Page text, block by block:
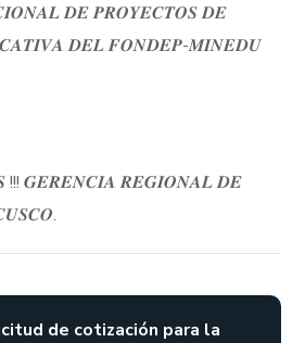
𝑫𝑬 𝑷𝑹𝑶𝒀𝑬𝑪𝑻𝑶𝑺 𝑫𝑬
𝑫𝑬𝑳 𝑭𝑶𝑵𝑫𝑬𝑷-𝑴𝑰𝑵𝑬𝑫𝑼
!!! 𝑮𝑬𝑹𝑬𝑵𝑪𝑰𝑨 𝑹𝑬𝑮𝑰𝑶𝑵𝑨𝑳 𝑫𝑬
de cotización para la